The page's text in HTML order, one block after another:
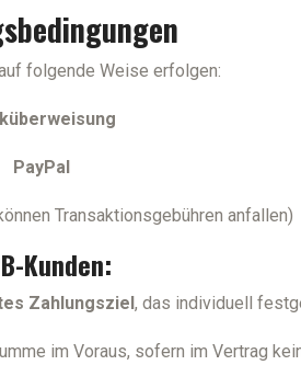
folgende Weise erfolgen:
PayPal
Transaktionsgebühren anfallen)
Kunden:
Zahlungsziel, das individuell
im Voraus, sofern im Vertrag